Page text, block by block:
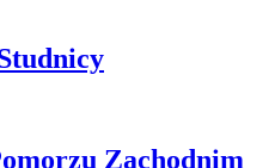
Zachodnim